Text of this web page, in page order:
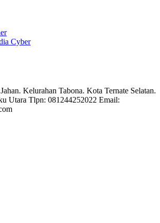
Cyber
Kelurahan Tabona. Kota Ternate Selatan.
Utara Tlpn: 081244252022 Email: